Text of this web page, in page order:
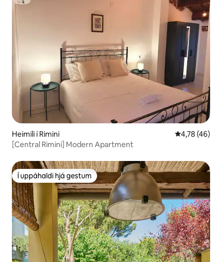
Heimili í Rimini 4,78 af 5 í
4,78 (46)
[Central Rimini] Modern Apartment
Í uppáhaldi hjá gestum
Í uppáhaldi hjá gestum